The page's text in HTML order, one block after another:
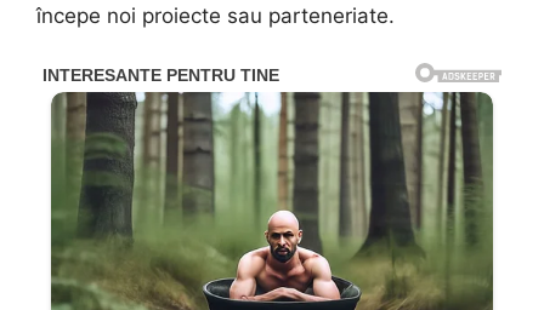
începe noi proiecte sau parteneriate.